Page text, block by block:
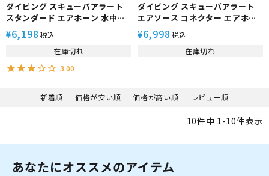
ダイビング スキューバアラート
スタンダード エアホーン 水中・
水面対応 the standard .feat
AQUATEC アクアテック ダイブ
¥6,198 税込
在庫切れ
3.00
ダイビング スキューバアラート
エアソース コネクター エアホー
ン 水中・水面対応 the
standard .feat AQUATEC ア
クアテック ダイブシグナル
¥6,998 税込
在庫切れ
新着順 価格が安い順 価格が高い順 レビュー順
10件中 1-10件表示
あなたにオススメのアイテム